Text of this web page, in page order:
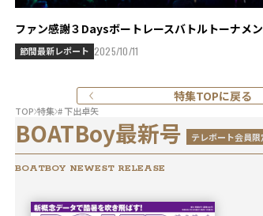
ファン感謝３Daysボートレースバトルトーナメ
節間最新レポート 2025/10/11
特集TOPに戻る
TOP 特集 # 下出卓矢
BOATBoy最新号 テレボート会員限
BOATBOY NEWEST RELEASE